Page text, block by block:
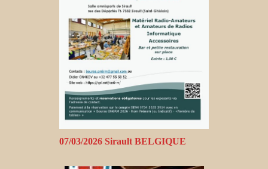
07/03/2026 Sirault BELGIQUE